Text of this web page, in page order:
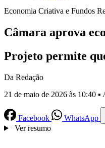
Economia Criativa e Fundos
Câmara aprova
Projeto permite
Da Redação
21 de maio de 2026 às 10:40 ▪
Facebook WhatsApp
Ver resumo